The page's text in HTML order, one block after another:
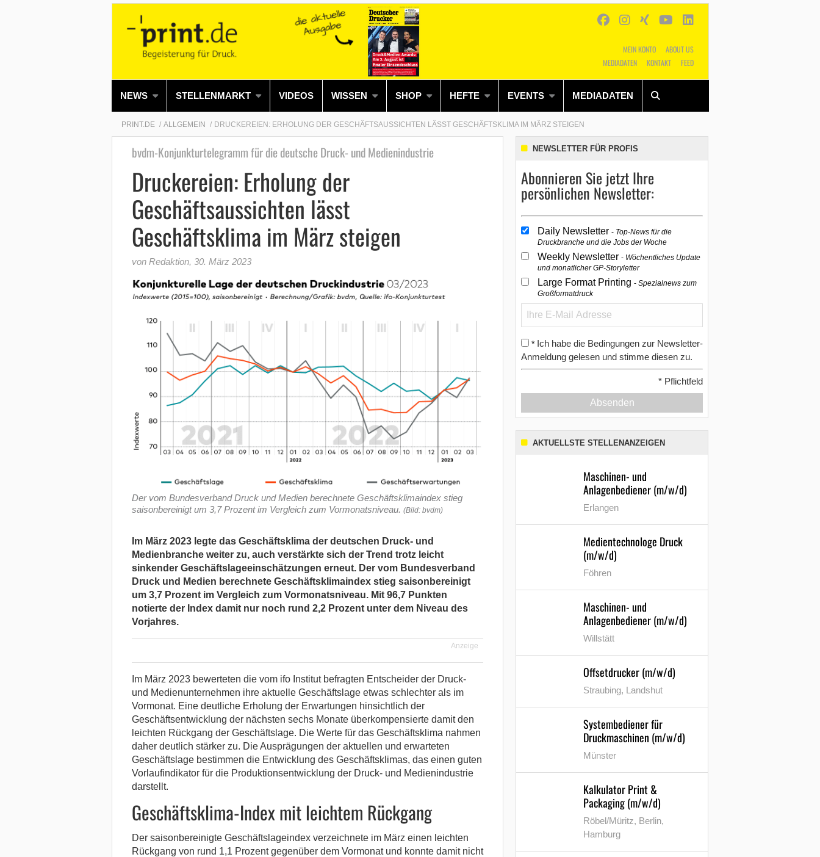
MEIN KONTO
ABOUT US
MEDIADATEN
KONTAKT FEED
NEWS STELLENMARKT VIDEOS WISSEN SHOP HEFTE EVENTS MEDIADATEN
Alles Shop SUCHEN
PRINT.DE ALLGEMEIN DRUCKEREIEN: ERHOLUNG DER GESCHÄFTSAUSSICHTEN LÄSST GESCHÄFTSKLIMA IM MÄRZ STEIGEN
bvdm-Konjunkturtelegramm für die deutsche Druck- und Medienindustrie
Druckereien: Erholung der
Geschäftsaussichten lässt
Geschäftsklima im März steigen
von Redaktion, 30. März 2023
Der vom Bundesverband Druck und Medien berechnete Geschäftsklimaindex stieg
saisonbereinigt um 3,7 Prozent im Vergleich zum Vormonatsniveau. (Bild: bvdm)
Im März 2023 legte das Geschäftsklima der deutschen Druck- und
Medienbranche weiter zu, auch verstärkte sich der Trend trotz leicht
sinkender Geschäftslageeinschätzungen erneut. Der vom Bundesverband
Druck und Medien berechnete Geschäftsklimaindex stieg saisonbereinigt
um 3,7 Prozent im Vergleich zum Vormonatsniveau. Mit 96,7 Punkten
notierte der Index damit nur noch rund 2,2 Prozent unter dem Niveau des
Vorjahres.
Anzeige
Im März 2023 bewerteten die vom ifo Institut befragten Entscheider der Druck-
und Medienunternehmen ihre aktuelle Geschäftslage etwas schlechter als im
Vormonat. Eine deutliche Erholung der Erwartungen hinsichtlich der
Geschäftsentwicklung der nächsten sechs Monate überkompensierte damit den
leichten Rückgang der Geschäftslage. Die Werte für das Geschäftsklima nahmen
daher deutlich stärker zu. Die Ausprägungen der aktuellen und erwarteten
Geschäftslage bestimmen die Entwicklung des Geschäftsklimas, das einen guten
Vorlaufindikator für die Produktionsentwicklung der Druck- und Medienindustrie
darstellt.
Geschäftsklima-Index mit leichtem Rückgang
Der saisonbereinigte Geschäftslageindex verzeichnete im März einen leichten
Rückgang von rund 1,1 Prozent gegenüber dem Vormonat und konnte damit nicht
NEWSLETTER FÜR PROFIS
Abonnieren Sie jetzt Ihre
persönlichen Newsletter:
Daily Newsletter Top-News für die
Druckbranche und die Jobs der Woche
Weekly Newsletter Wöchentliches Update
und monatlicher GP-Storyletter
Large Format Printing Spezialnews zum
Großformatdruck
* Ich habe die Bedingungen zur Newsletter-
Anmeldung gelesen und stimme diesen zu.
* Pflichtfeld
Absenden
AKTUELLSTE STELLENANZEIGEN
Maschinen- und
Anlagenbediener (m/w/d)
Erlangen
Medientechnologe Druck
(m/w/d)
Föhren
Maschinen- und
Anlagenbediener (m/w/d)
Willstätt
Offsetdrucker (m/w/d)
Straubing, Landshut
Systembediener für
Druckmaschinen (m/w/d)
Münster
Kalkulator Print &
Packaging (m/w/d)
Röbel/Müritz, Berlin,
Hamburg